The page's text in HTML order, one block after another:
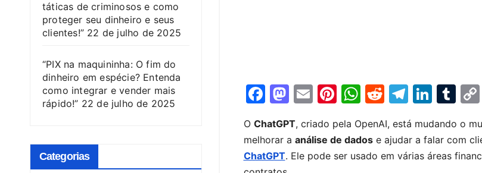
táticas de criminosos e como
proteger seu dinheiro e seus
clientes!” 22 de julho de 2025
“PIX na maquininha: O fim do
dinheiro em espécie? Entenda
como integrar e vender mais
rápido!” 22 de julho de 2025
Categorias
F
c
e
M
st
o
E
ai
l
Pi
er
e
W
at
s
R
d
di
T
e
gr
Li
k
e
T
m
bl
O ChatGPT, criado pela OpenAI, está mudando o
melhorar a análise de dadose ajudar a falar com
ChatGPT. Ele pode ser usado em várias áreas